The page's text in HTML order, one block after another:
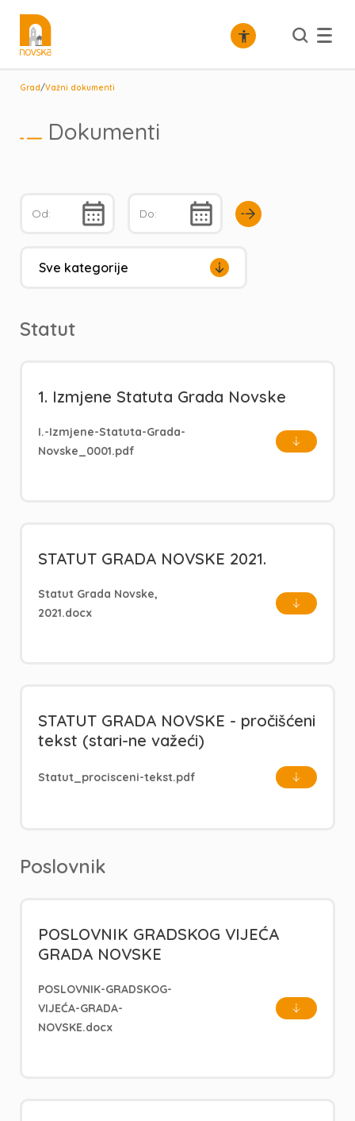
Grad/Važni dokumenti
Dokumenti
Statut
1. Izmjene Statuta Grada Novske
I.-Izmjene-Statuta-Grada-
Novske_0001.pdf
STATUT GRADA NOVSKE 2021.
Statut Grada Novske,
2021.docx
STATUT GRADA NOVSKE - pročišćeni
tekst (stari-ne važeći)
Statut_procisceni-tekst.pdf
Poslovnik
POSLOVNIK GRADSKOG VIJEĆA
GRADA NOVSKE
POSLOVNIK-GRADSKOG-
VIJEĆA-GRADA-
NOVSKE.docx